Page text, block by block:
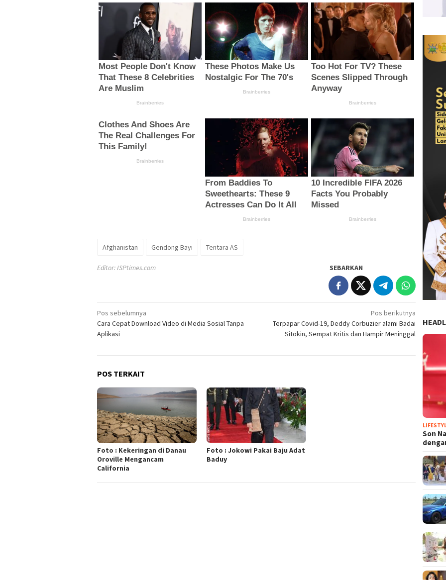
Afghanistan Gendong Bayi Tentara AS
Editor: ISPtimes.com SEBARKAN
Navigasi
pos
Pos sebelumnya
Cara Cepat Download Video di Media Sosial Tanpa
Aplikasi
Pos berikutnya
Terpapar Covid-19, Deddy Corbuzier alami Badai
Sitokin, Sempat Kritis dan Hampir Meninggal
POS TERKAIT
Foto : Kekeringan di Danau
Oroville Mengancam
California
Foto : Jokowi Pakai Baju Adat
Baduy
Son